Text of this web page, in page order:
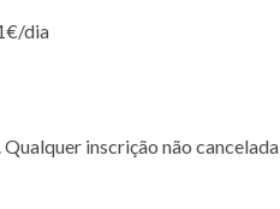
dia
inscrição não cancelada